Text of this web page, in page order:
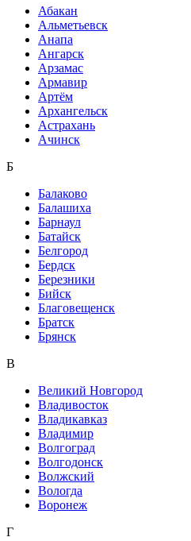
Абакан
Альметьевск
Анапа
Ангарск
Арзамас
Армавир
Артём
Архангельск
Астрахань
Ачинск
Б
Балаково
Балашиха
Барнаул
Батайск
Белгород
Бердск
Березники
Бийск
Благовещенск
Братск
Брянск
В
Великий Новгород
Владивосток
Владикавказ
Владимир
Волгоград
Волгодонск
Волжский
Вологда
Воронеж
Г